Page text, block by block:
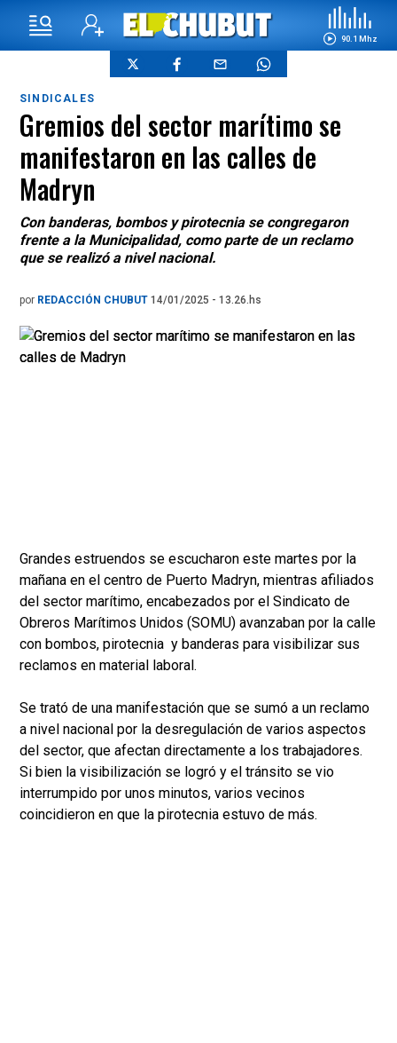
90.1 Mhz
SINDICALES
Gremios del sector marítimo se
manifestaron en las calles de
Madryn
Con banderas, bombos y pirotecnia se congregaron
frente a la Municipalidad, como parte de un reclamo
que se realizó a nivel nacional.
por REDACCIÓN CHUBUT 14/01/2025 - 13.26.hs
Grandes estruendos se escucharon este martes por la
mañana en el centro de Puerto Madryn, mientras afiliados
del sector marítimo, encabezados por el Sindicato de
Obreros Marítimos Unidos (SOMU) avanzaban por la calle
con bombos, pirotecnia y banderas para visibilizar sus
reclamos en material laboral.
Se trató de una manifestación que se sumó a un reclamo
a nivel nacional por la desregulación de varios aspectos
del sector, que afectan directamente a los trabajadores.
Si bien la visibilización se logró y el tránsito se vio
interrumpido por unos minutos, varios vecinos
coincidieron en que la pirotecnia estuvo de más.